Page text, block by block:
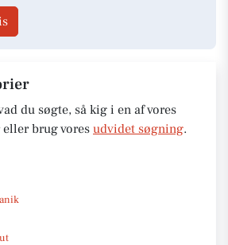
du søgte, så kig i en af vores
brug vores udvidet søgning.